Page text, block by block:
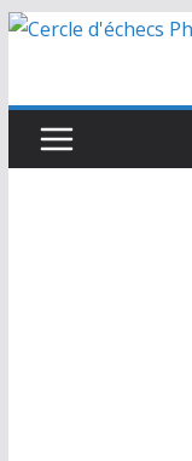
Passer